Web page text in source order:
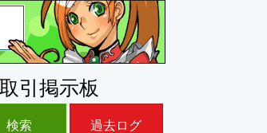
引掲示板
検索 過去ログ